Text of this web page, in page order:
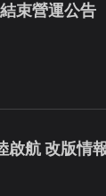
束營運公告
啟航 改版情